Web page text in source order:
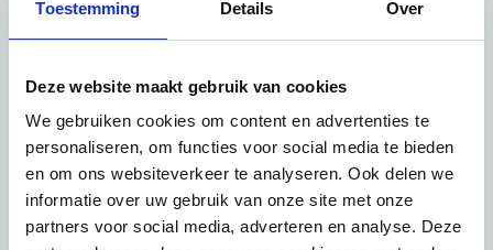
Toestemming Details Over
Deze website maakt gebruik van cookies
We gebruiken cookies om content en advertenties te
personaliseren, om functies voor social media te bieden
en om ons websiteverkeer te analyseren. Ook delen we
informatie over uw gebruik van onze site met onze
partners voor social media, adverteren en analyse. Deze
Tip 1:
Schrijf een duidelijke introductie en geef de volgende
informatie mee:
Ben je student, werkachtig of werkzoekend